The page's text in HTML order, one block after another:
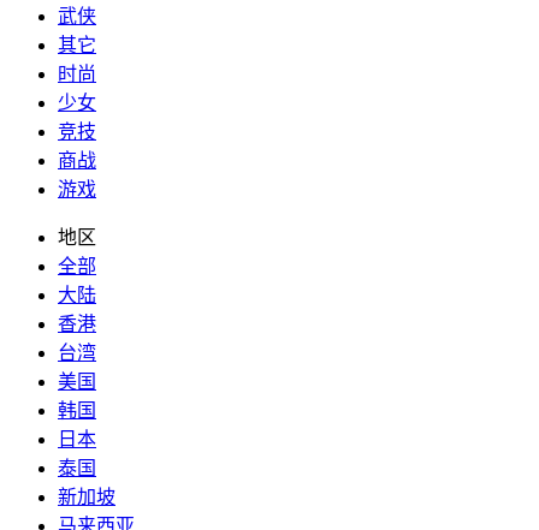
武侠
其它
时尚
少女
竞技
商战
游戏
地区
全部
大陆
香港
台湾
美国
韩国
日本
泰国
新加坡
马来西亚